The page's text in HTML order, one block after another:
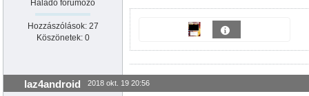
Haladó forumozó
Hozzászólások: 27
Köszönetek: 0
laz4android 2018 okt. 19 20:56